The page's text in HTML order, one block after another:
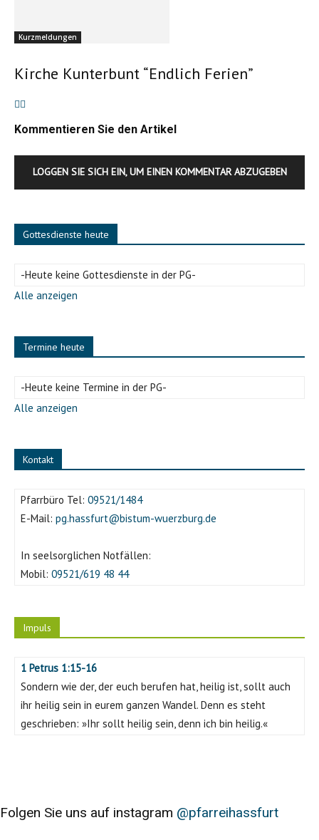
Kurzmeldungen
Kirche Kunterbunt “Endlich Ferien”
Kommentieren Sie den Artikel
LOGGEN SIE SICH EIN, UM EINEN KOMMENTAR ABZUGEBEN
Gottesdienste heute
-Heute keine Gottesdienste in der PG-
Alle anzeigen
Termine heute
-Heute keine Termine in der PG-
Alle anzeigen
Kontakt
Pfarrbüro Tel: 09521/1484
E-Mail: pg.hassfurt@bistum-wuerzburg.de
In seelsorglichen Notfällen:
Mobil: 09521/619 48 44
Impuls
1 Petrus 1:15-16
Sondern wie der, der euch berufen hat, heilig ist, sollt auch
ihr heilig sein in eurem ganzen Wandel. Denn es steht
geschrieben: »Ihr sollt heilig sein, denn ich bin heilig.«
Folgen Sie uns auf instagram @pfarreihassfurt